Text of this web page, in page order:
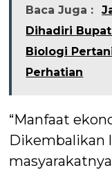
Baca Juga :
Dihadiri
Biologi
Perhatian
“Manfaat
Dikembalikan